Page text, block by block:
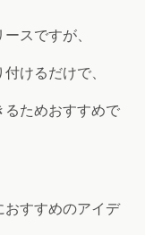
スですが、
付けるだけで、
るためおすすめで
おすすめのアイデ